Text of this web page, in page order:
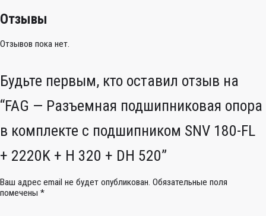
Отзывы
Отзывов пока нет.
Будьте первым, кто оставил отзыв на
“FAG — Разъемная подшипниковая опора
в комплекте с подшипником SNV 180-FL
+ 2220K + H 320 + DH 520”
Ваш адрес email не будет опубликован. Обязательные поля
помечены *